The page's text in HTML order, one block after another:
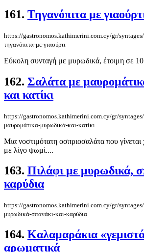
161. Τηγανόπιτα με
https://gastronomos.kathimerini.com.cy/gr/
τηγανόπιτα-με-γιαούρτι
Εύκολη συνταγή με μυρωδικά, έτοιμη σε
162. Σαλάτα με
και κατίκι
https://gastronomos.kathimerini.com.cy/gr/
μαυρομάτικα-μυρωδικά-και-κατίκι
Μια νοστιμότατη οσπριοσαλάτα που γίνεται
με λίγο ψωμί....
163. Πιλάφι με μυρωδικά,
καρύδια
https://gastronomos.kathimerini.com.cy/gr/
μυρωδικά-σπανάκι-και-καρύδια
164. Καλαμαράκια
αρωματικά